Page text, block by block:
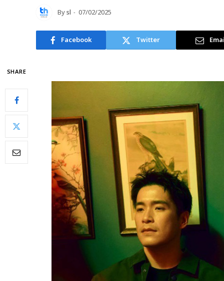
Bysl 07/02/2025
Facebook Twitter
SHARE